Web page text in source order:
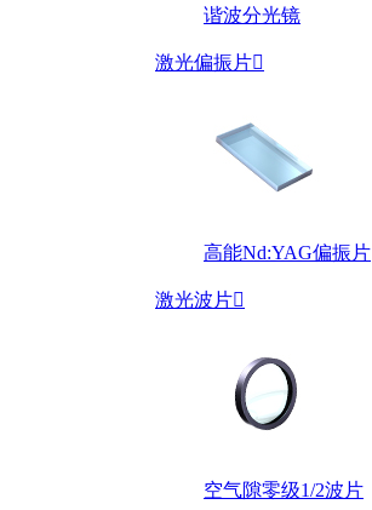
谐波分光镜
激光偏振片
高能Nd:YAG偏振片
激光波片
空气隙零级1/2波片